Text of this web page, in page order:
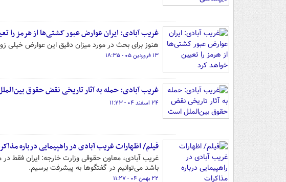
غریب آبادی: ایران عوارض عبور کشتی‌ها از هرمز را
هنوز برای بحث در مورد میزان دقیق این عوارض خیلی
۱۳ فروردین ۰۵ - ۱۸:۳۵
غریب آبادی: حمله به آثار تاریخی نقض حقوق
۲۴ اسفند ۰۴ - ۱۱:۲۳
فیلم/ اظهارات غریب آبادی در راهپیمایی درباره
غریب آبادی، معاون حقوقی وزارت خارجه: ایران فقط
باشد می‌توانیم در گفتگوها به پیشرفت برسیم.
۲۲ بهمن ۰۴ - ۱۱:۲۷